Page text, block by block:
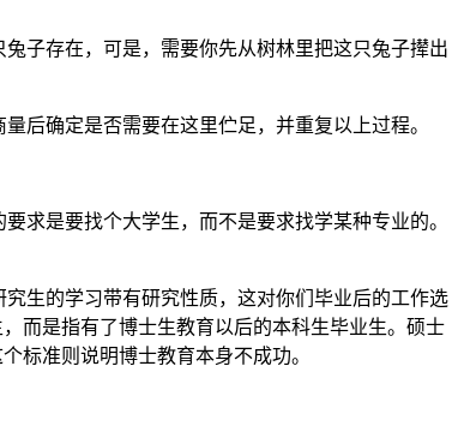
子存在，可是，需要你先从树林里把这只兔子撵出
后确定是否需要在这里伫足，并重复以上过程。
求是要找个大学生，而不是要求找学某种专业的。
生的学习带有研究性质，这对你们毕业后的工作选
而是指有了博士生教育以后的本科生毕业生。硕士
标准则说明博士教育本身不成功。